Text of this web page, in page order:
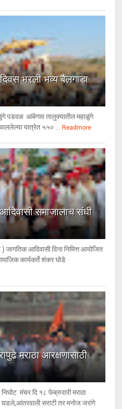
भरली भव्य बैलगाडा
पडवळ आंबेगाव तालुक्यातील महाळुंगे
यात्रेत ५५० ... Readmore
समाजालाच संधी
जागतिक आदिवासी दिना निमित्त आयोजित
कार्यकर्ते शंकर घोडे
मराठा आरक्षणासाठी
मंचर दि १८ फेब्रुवारी मराठा
सराटी तर मनोज जरांगे